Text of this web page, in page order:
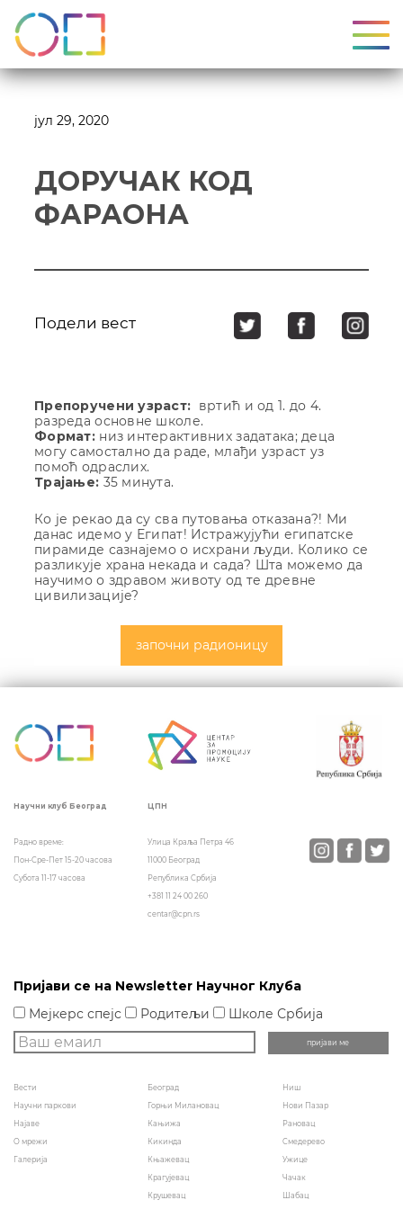
јул 29, 2020
ДОРУЧАК КОД
ФАРАОНА
Подели вест
Препоручени узраст: вртић и од 1. до 4.
разреда основне школе.
Формат:низ интерактивних задатака; деца
могу самостално да раде, млађи узраст уз
помоћ одраслих.
Трајање: 35 минута.
Ко је рекао да су сва путовања отказана?! Ми
данас идемо у Египат! Истражујући египатске
пирамиде сазнајемо о исхрани људи. Колико се
разликује храна некада и сада? Шта можемо да
научимо о здравом животу од те древне
цивилизације?
започни радионицу
Кретање
Научни клуб Београд
Радно време:
Пон-Сре-Пет 15-20 часова
Субота 11-17 часова
ЦПН
Улица Краља Петра 46
11000 Београд
Република Србија
+381 11 24 00 260
centar@cpn.rs
Пријави се на Newsletter Научног Клуба
Мејкерс спејс
Родитељи Школе Србија
Вести
Научни паркови
Најаве
О мрежи
Галерија
Београд
Горњи Милановац
Кањижа
Кикинда
Књажевац
Крагујевац
Крушевац
Ниш
Нови Пазар
Рановац
Смедерево
Ужице
Чачак
Шабац